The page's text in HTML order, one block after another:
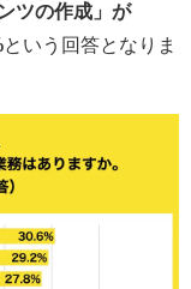
ツの作成」が
という回答となりま